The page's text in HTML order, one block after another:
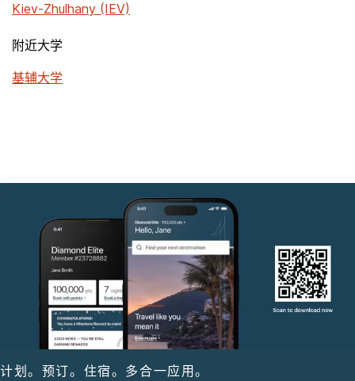
Kiev-Zhulhany (IEV)
附近大学
基辅大学
计划。预订。住宿。多合一应用。